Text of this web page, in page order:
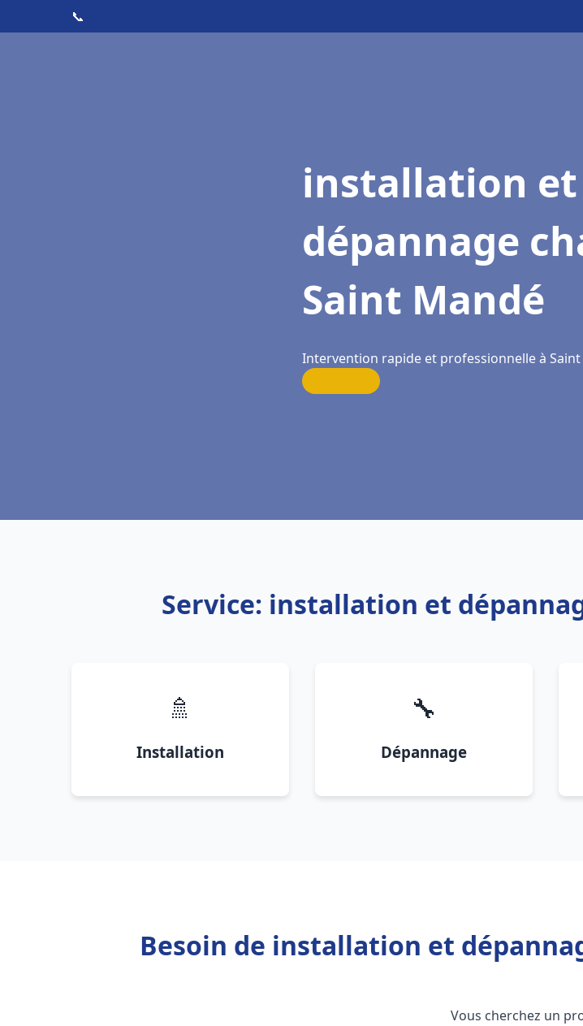
📞
installation et
dépannage
Saint Mandé
Intervention rapide et professionnelle à Saint
Service: installation et
🚿
Installation
🔧
Dépannage
Besoin de installation et
Vous cherchez un